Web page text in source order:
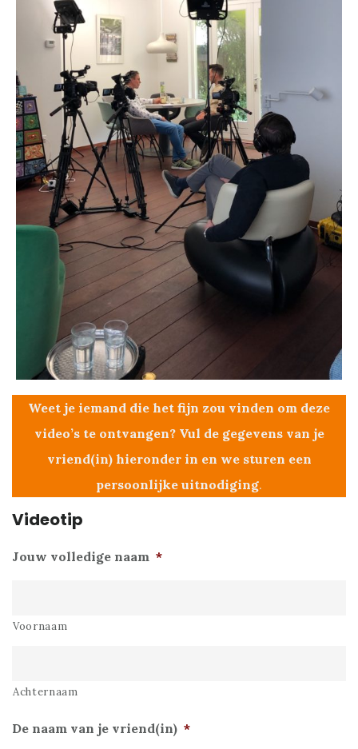
Weet je iemand die het fijn zou vinden om deze
video’s te ontvangen? Vul de gegevens van je
vriend(in) hieronder in en we sturen een
persoonlijke uitnodiging.
Videotip
Jouw volledige naam *
Voornaam
Achternaam
De naam van je vriend(in) *